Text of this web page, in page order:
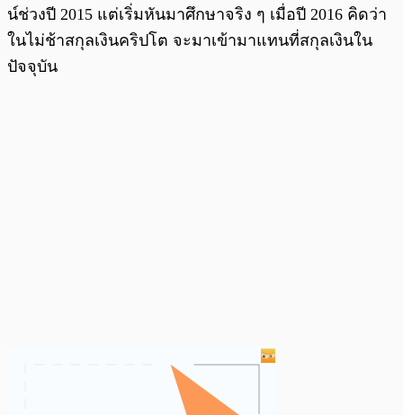
น์ช่วงปี 2015 แต่เริ่มหันมาศึกษาจริง ๆ เมื่อปี 2016 คิดว่า
ในไม่ช้าสกุลเงินคริปโต จะมาเข้ามาแทนที่สกุลเงินใน
ปัจจุบัน